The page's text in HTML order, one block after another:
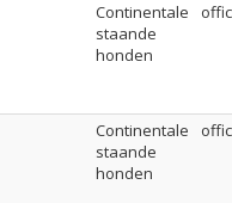
Continentale
staande
honden
Continentale
staande
honden